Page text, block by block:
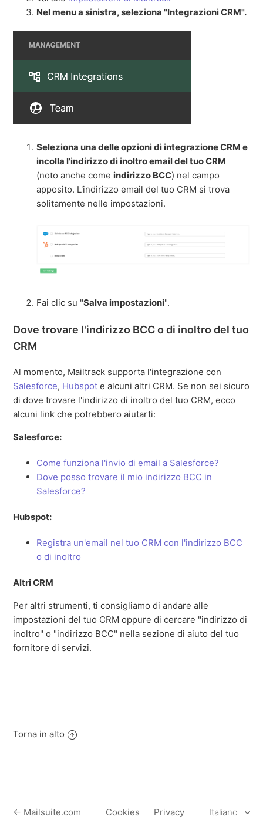
Nel menu a sinistra, seleziona "Integrazioni CRM".
Seleziona una delle opzioni di integrazione CRM e
incolla l'indirizzo di inoltro email del tuo CRM
(noto anche come indirizzo BCC) nel campo
apposito. L'indirizzo email del tuo CRM si trova
solitamente nelle impostazioni.
Fai clic su "Salva impostazioni".
Dove trovare l'indirizzo BCC o di inoltro del tuo
CRM
Al momento, Mailtrack supporta l'integrazione con
Salesforce, Hubspot e alcuni altri CRM. Se non sei sicuro
di dove trovare l'indirizzo di inoltro del tuo CRM, ecco
alcuni link che potrebbero aiutarti:
Salesforce:
Come funziona l'invio di email a Salesforce?
Dove posso trovare il mio indirizzo BCC in
Salesforce?
Hubspot:
Registra un'email nel tuo CRM con l'indirizzo BCC
o di inoltro
Altri CRM
Per altri strumenti, ti consigliamo di andare alle
impostazioni del tuo CRM oppure di cercare "indirizzo di
inoltro" o "indirizzo BCC" nella sezione di aiuto del tuo
fornitore di servizi.
Torna in alto
← Mailsuite.com Cookies Privacy Italiano